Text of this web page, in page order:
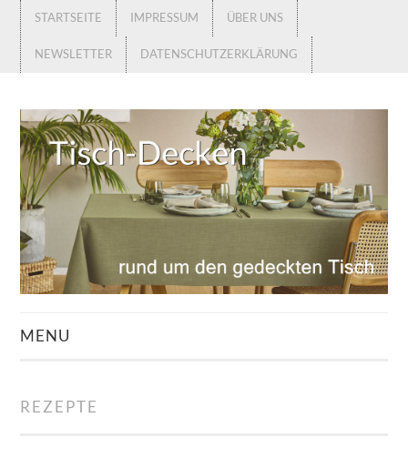
STARTSEITE IMPRESSUM ÜBER UNS
NEWSLETTER DATENSCHUTZERKLÄRUNG
MENU
REZEPTE